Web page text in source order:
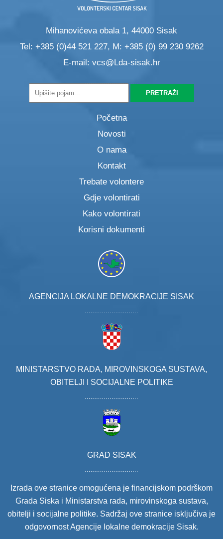
Mihanovićeva obala 1, 44000 Sisak
Tel: +385 (0)44 521 227, M: +385 (0) 99 230 9262
E-mail: vcs@Lda-sisak.hr
Početna
Novosti
O nama
Kontakt
Trebate volontere
Gdje volontirati
Kako volontirati
Korisni dokumenti
AGENCIJA LOKALNE DEMOKRACIJE SISAK
MINISTARSTVO RADA, MIROVINSKOGA SUSTAVA,
OBITELJI I SOCIJALNE POLITIKE
GRAD SISAK
Izrada ove stranice omogućena je financijskom podrškom
Grada Siska i Ministarstva rada, mirovinskoga sustava,
obitelji i socijalne politike. Sadržaj ove stranice isključiva je
odgovornost Agencije lokalne demokracije Sisak.